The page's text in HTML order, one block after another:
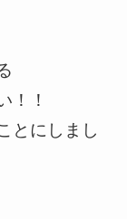
！！
とにしまし